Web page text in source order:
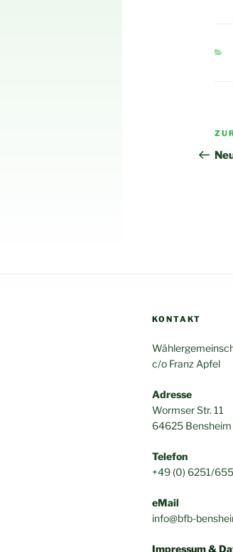
KONTAKT
c/o Franz Apfel
Adresse
Wormser Str. 11
64625 Bensheim
Telefon
+49 (0) 6251/
eMail
info@bfb-
Impressum &